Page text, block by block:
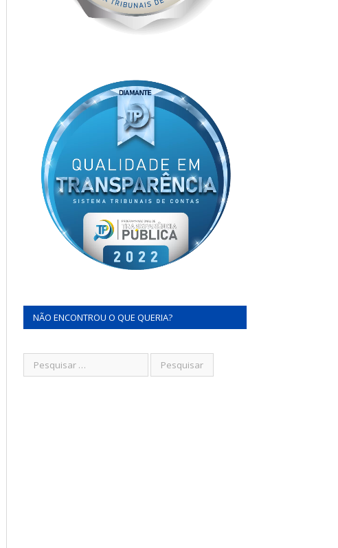
NÃO ENCONTROU O QUE QUERIA?